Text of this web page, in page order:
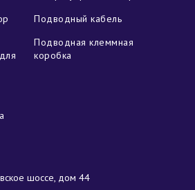
Подводный кабель
Подводная клеммная
коробка
шоссе, дом 44